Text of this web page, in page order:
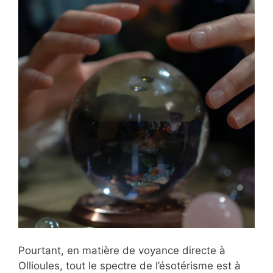
Pourtant, en matière de voyance directe à
Ollioules, tout le spectre de l’ésotérisme est à